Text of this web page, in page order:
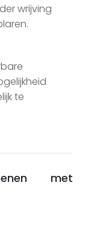
wrijving
te
met